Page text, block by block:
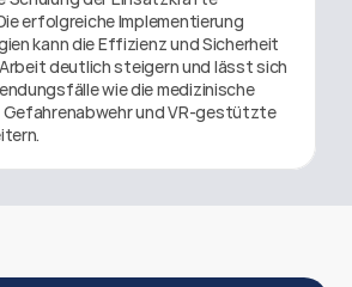
erfolgreiche Implementierung
kann die Effizienz und Sicherheit
deutlich steigern und lässt sich
wie die medizinische
und VR-gestützte